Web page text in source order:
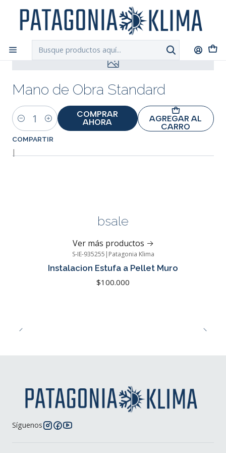
Chilexpress
Inicio bsale Mano de Obra Standard
Mano de Obra Standard
Cantidad
AGREGAR AL
CARRO
COMPRAR
AHORA
COMPARTIR
|
bsale
Ver más productos
S-IE-935255 | Patagonia Klima
Instalacion Estufa a Pellet Muro
$100.000
Síguenos